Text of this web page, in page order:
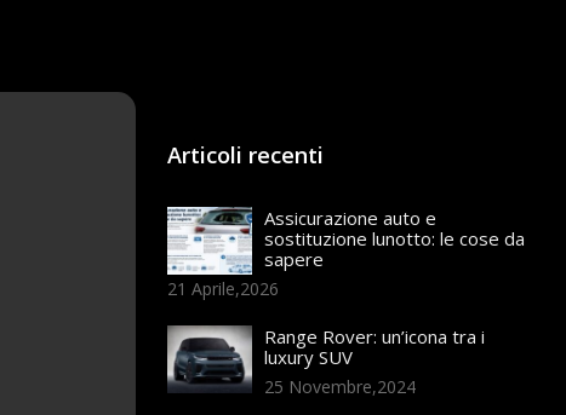
Articoli recenti
Assicurazione auto e
sostituzione lunotto: le cose da
sapere
21 Aprile,2026
Range Rover: un’icona tra i
luxury SUV
25 Novembre,2024